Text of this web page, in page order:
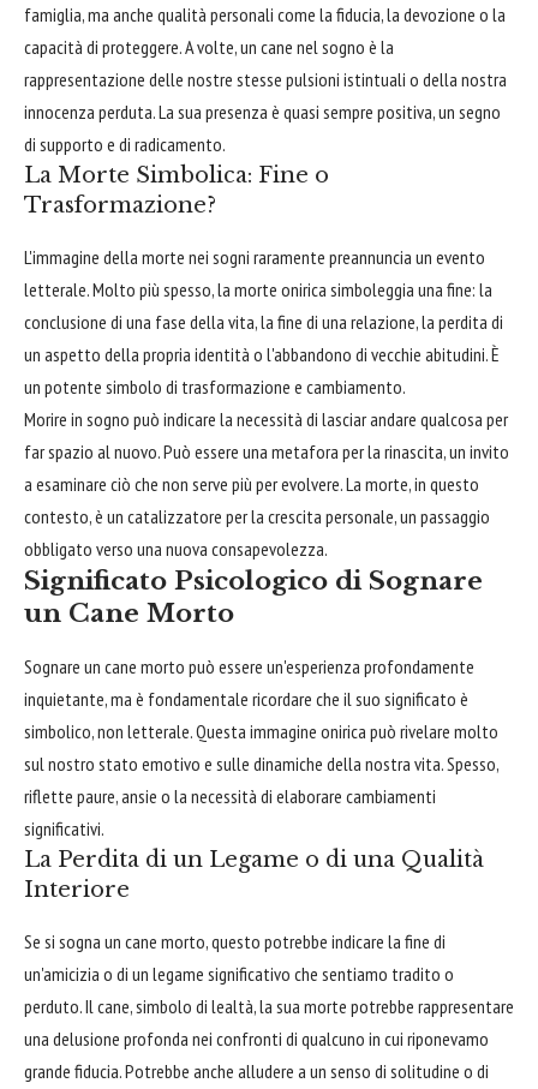
famiglia, ma anche qualità personali come la fiducia, la devozione o la
capacità di proteggere. A volte, un cane nel sogno è la
rappresentazione delle nostre stesse pulsioni istintuali o della nostra
innocenza perduta. La sua presenza è quasi sempre positiva, un segno
di supporto e di radicamento.
La Morte Simbolica: Fine o
Trasformazione?
L'immagine della morte nei sogni raramente preannuncia un evento
letterale. Molto più spesso, la morte onirica simboleggia una fine: la
conclusione di una fase della vita, la fine di una relazione, la perdita di
un aspetto della propria identità o l'abbandono di vecchie abitudini. È
un potente simbolo di trasformazione e cambiamento.
Morire in sogno può indicare la necessità di lasciar andare qualcosa per
far spazio al nuovo. Può essere una metafora per la rinascita, un invito
a esaminare ciò che non serve più per evolvere. La morte, in questo
contesto, è un catalizzatore per la crescita personale, un passaggio
obbligato verso una nuova consapevolezza.
Significato Psicologico di Sognare
un Cane Morto
Sognare un cane morto può essere un'esperienza profondamente
inquietante, ma è fondamentale ricordare che il suo significato è
simbolico, non letterale. Questa immagine onirica può rivelare molto
sul nostro stato emotivo e sulle dinamiche della nostra vita. Spesso,
riflette paure, ansie o la necessità di elaborare cambiamenti
significativi.
La Perdita di un Legame o di una Qualità
Interiore
Se si sogna un cane morto, questo potrebbe indicare la fine di
un'amicizia o di un legame significativo che sentiamo tradito o
perduto. Il cane, simbolo di lealtà, la sua morte potrebbe rappresentare
una delusione profonda nei confronti di qualcuno in cui riponevamo
grande fiducia. Potrebbe anche alludere a un senso di solitudine o di